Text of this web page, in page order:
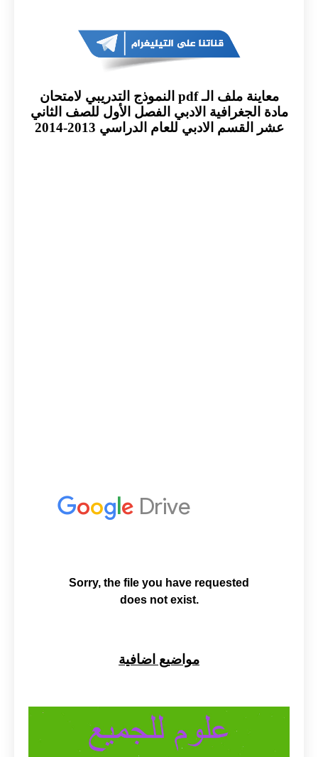
معاينة ملف الـ pdf النموذج التدريبي لامتحان
مادة الجغرافية الادبي الفصل الأول للصف الثاني
عشر القسم الادبي للعام الدراسي 2013-2014
مواضيع اضافية